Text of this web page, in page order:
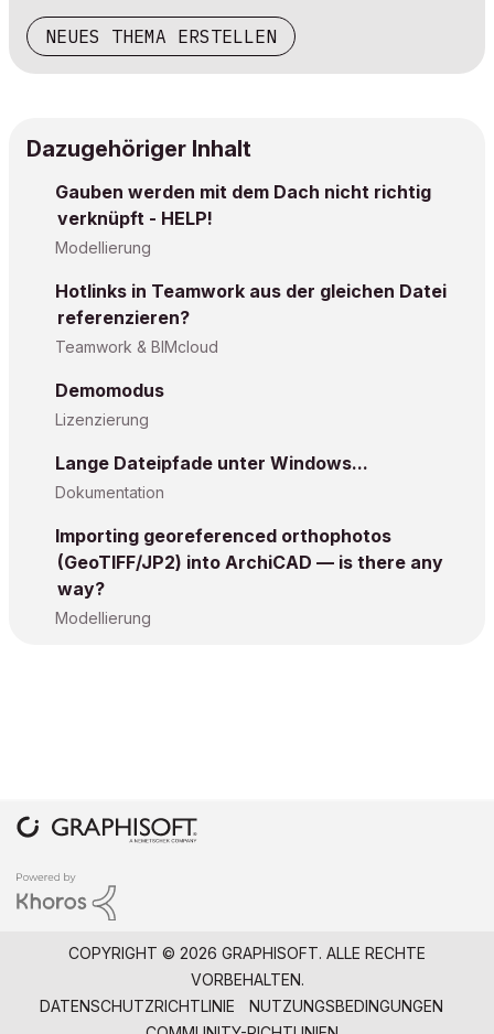
NEUES THEMA ERSTELLEN
Dazugehöriger Inhalt
Gauben werden mit dem Dach nicht richtig
verknüpft - HELP!
Modellierung
Hotlinks in Teamwork aus der gleichen Datei
referenzieren?
Teamwork & BIMcloud
Demomodus
Lizenzierung
Lange Dateipfade unter Windows...
Dokumentation
Importing georeferenced orthophotos
(GeoTIFF/JP2) into ArchiCAD — is there any
way?
Modellierung
COPYRIGHT © 2026 GRAPHISOFT. ALLE RECHTE
VORBEHALTEN.
DATENSCHUTZRICHTLINIE
NUTZUNGSBEDINGUNGEN